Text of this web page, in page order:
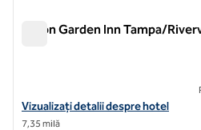
Hilton Garden Inn Tampa/
Vizualizați detaliile hotelului pentru
Vizualizați detalii despre hotel
7,35 milă